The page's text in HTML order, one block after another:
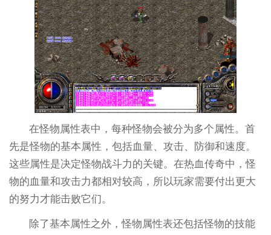
在怪物属性表中，每种怪物会被分为多个属性。首
先是怪物的基本属性，包括血量、攻击、防御和速度。
这些属性是决定怪物战斗力的关键。在热血传奇中，怪
物的血量和攻击力都相对较高，所以玩家需要付出更大
的努力才能击败它们。
除了基本属性之外，怪物属性表还包括怪物的技能